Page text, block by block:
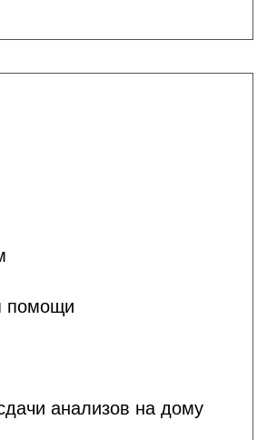
помощи
анализов на дому